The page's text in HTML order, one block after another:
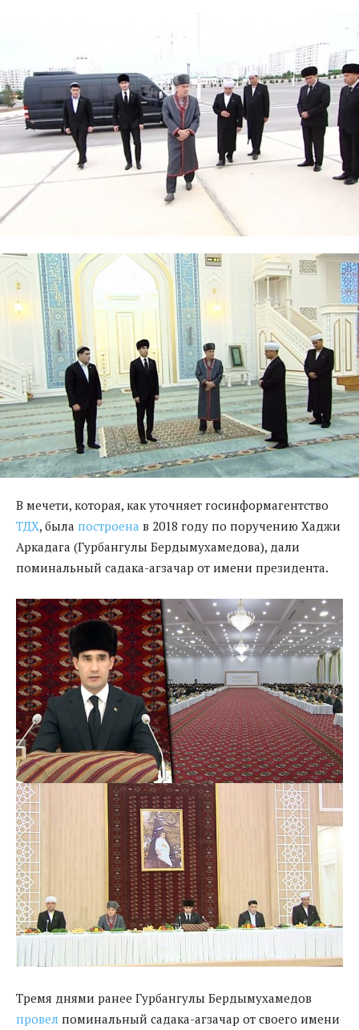
В мечети, которая, как уточняет госинформагентство
ТДХ, была построена в 2018 году по поручению Хаджи
Аркадага (Гурбангулы Бердымухамедова), дали
поминальный садака-агзачар от имени президента.
Тремя днями ранее Гурбангулы Бердымухамедов
провел поминальный садака-агзачар от своего имени